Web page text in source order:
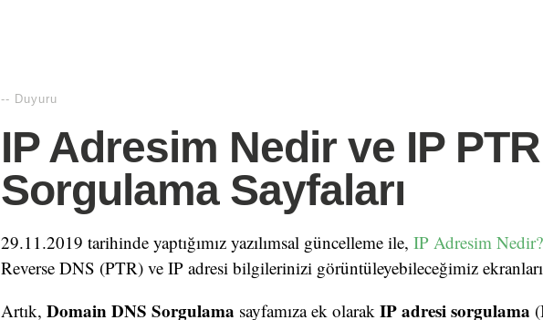
-- Duyuru
IP Adresim Nedir ve IP PTR
Sorgulama Sayfaları
29.11.2019 tarihinde yaptığımız yazılımsal güncelleme ile, IP Adresim Nedir?
Reverse DNS (PTR) ve IP adresi bilgilerinizi görüntüleyebileceğimiz
Artık, Domain DNS Sorgulama sayfamıza ek olarak IP adresi sorgulama